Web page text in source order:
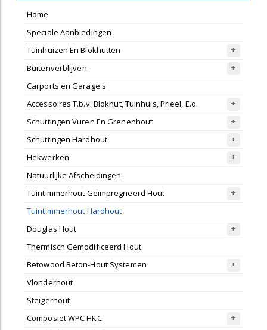
Home
Speciale Aanbiedingen
Tuinhuizen En Blokhutten
Buitenverblijven
Carports en Garage's
Accessoires T.b.v. Blokhut, Tuinhuis, Prieel, E.d.
Schuttingen Vuren En Grenenhout
Schuttingen Hardhout
Hekwerken
Natuurlijke Afscheidingen
Tuintimmerhout Geïmpregneerd Hout
Tuintimmerhout Hardhout
Douglas Hout
Thermisch Gemodificeerd Hout
Betowood Beton-Hout Systemen
Vlonderhout
Steigerhout
Composiet WPC HKC